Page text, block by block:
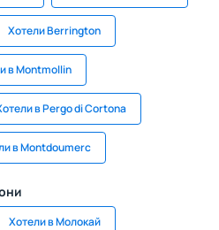
Хотели Berrington
в Montmollin
в Pergo di Cortona
в Montdoumerc
Хотели в Молокай